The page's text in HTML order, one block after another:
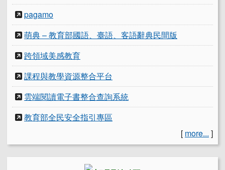
pagamo
萌典 – 教育部國語、臺語、客語辭典民間版
跨領域美感教育
課程與教學資源整合平台
雲端閱讀電子書整合查詢系統
教育部全民安全指引專區
[ more... ]